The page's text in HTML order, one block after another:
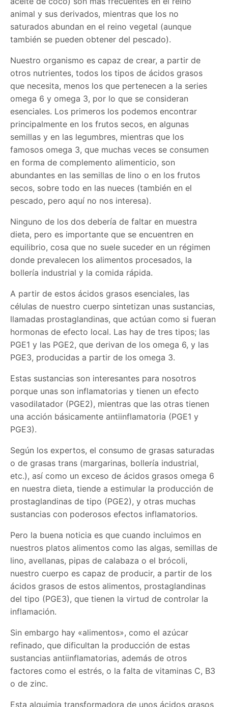
animal y sus derivados, mientras que los no
saturados abundan en el reino vegetal (aunque
también se pueden obtener del pescado).
Nuestro organismo es capaz de crear, a partir de
otros nutrientes, todos los tipos de ácidos grasos
que necesita, menos los que pertenecen a la series
omega 6 y omega 3, por lo que se consideran
esenciales. Los primeros los podemos encontrar
principalmente en los frutos secos, en algunas
semillas y en las legumbres, mientras que los
famosos omega 3, que muchas veces se consumen
en forma de complemento alimenticio, son
abundantes en las semillas de lino o en los frutos
secos, sobre todo en las nueces (también en el
pescado, pero aquí no nos interesa).
Ninguno de los dos debería de faltar en muestra
dieta, pero es importante que se encuentren en
equilibrio, cosa que no suele suceder en un régimen
donde prevalecen los alimentos procesados, la
bollería industrial y la comida rápida.
A partir de estos ácidos grasos esenciales, las
células de nuestro cuerpo sintetizan unas sustancias,
llamadas prostaglandinas, que actúan como si fueran
hormonas de efecto local. Las hay de tres tipos; las
PGE1 y las PGE2, que derivan de los omega 6, y las
PGE3, producidas a partir de los omega 3.
Estas sustancias son interesantes para nosotros
porque unas son inflamatorias y tienen un efecto
vasodilatador (PGE2), mientras que las otras tienen
una acción básicamente antiinflamatoria (PGE1 y
PGE3).
Según los expertos, el consumo de grasas saturadas
o de grasas trans (margarinas, bollería industrial,
etc.), así como un exceso de ácidos grasos omega 6
en nuestra dieta, tiende a estimular la producción de
prostaglandinas de tipo (PGE2), y otras muchas
sustancias con poderosos efectos inflamatorios.
Pero la buena noticia es que cuando incluimos en
nuestros platos alimentos como las algas, semillas de
lino, avellanas, pipas de calabaza o el brócoli,
nuestro cuerpo es capaz de producir, a partir de los
ácidos grasos de estos alimentos, prostaglandinas
del tipo (PGE3), que tienen la virtud de controlar la
inflamación.
Sin embargo hay «alimentos», como el azúcar
refinado, que dificultan la producción de estas
sustancias antiinflamatorias, además de otros
factores como el estrés, o la falta de vitaminas C, B3
o de zinc.
Esta alquimia transformadora de unos ácidos grasos